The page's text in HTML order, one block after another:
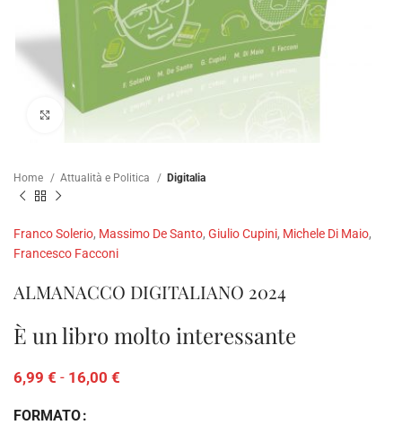
Clicca per ampliare
Home Attualità e Politica Digitalia
Franco Solerio, Massimo De Santo, Giulio Cupini, Michele Di Maio,
Francesco Facconi
ALMANACCO DIGITALIANO 2024
È un libro molto interessante
6,99 € - 16,00 €
FORMATO